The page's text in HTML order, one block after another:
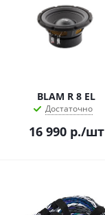
BLAM R 8 EL
Достаточно
16 990р./шт